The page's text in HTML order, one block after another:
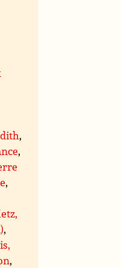
,
,
,
,
,